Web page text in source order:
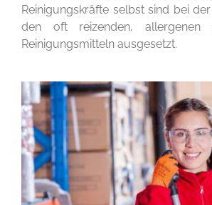
Reinigungskräfte selbst sind bei
den oft reizenden, allergenen
Reinigungsmitteln ausgesetzt.